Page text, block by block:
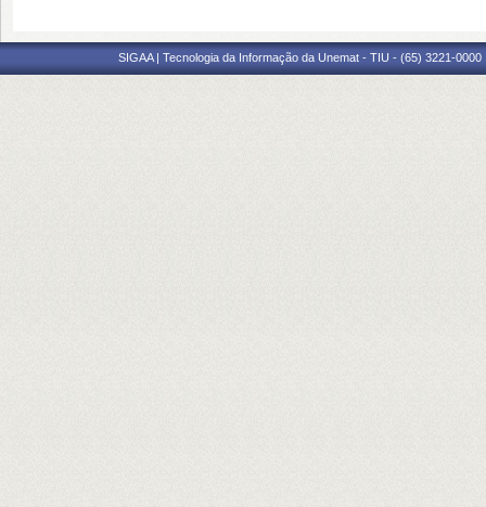
SIGAA | Tecnologia da Informação da Unemat - TIU - (65) 3221-